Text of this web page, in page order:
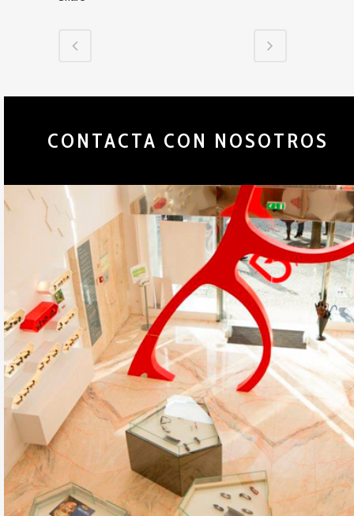
CONTACTA CON NOSOTROS